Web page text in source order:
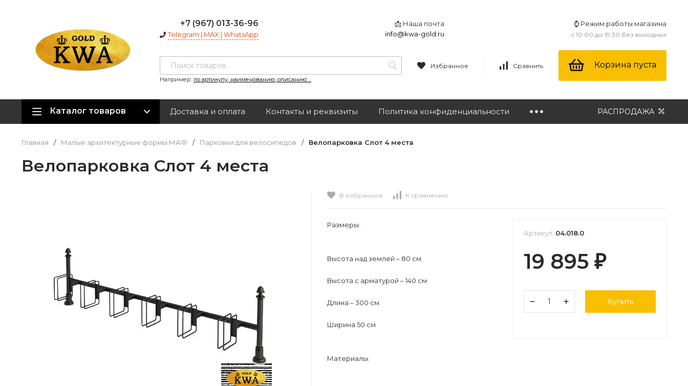
+7 (967) 013-36-96
Telegram | MAX | WhatsApp
📩 Наша почта
info@kwa-gold.ru
⌚ Режим работы магазина
с 10:00 до 19:30 без выходных
Например: по артикулу, наименованию, описанию ...
Избранное Сравнить Корзина пуста
Каталог товаров Доставка и оплата Контакты и реквизиты Политика конфиденциальности РАСПРОДАЖА
Главная / Малые архитектурные формы МАФ / Парковки для велосипедов / Велопарковка Слот 4 места
Велопарковка Слот 4 места
В избранное К сравнению
Размеры:
Высота над землей – 80 см
Высота с арматурой – 140 см
Длина – 300 см
Ширина 50 см
Материалы:
Артикул: 04.018.0
19 895 ₽
Купить